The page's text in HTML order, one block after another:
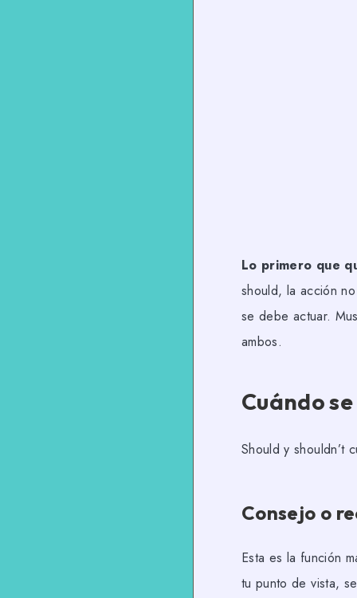
Lo primero que
should, la acción
se debe actuar.
ambos.
Cuándo
Should y shouldn’t
Consejo o
Esta es la función
tu punto de vista,